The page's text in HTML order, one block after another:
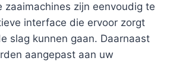
zaaimachines zijn eenvoudig te
interface die ervoor zorgt
slag kunnen gaan. Daarnaast
aangepast aan uw